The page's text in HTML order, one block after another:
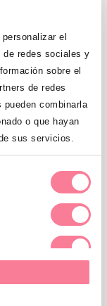
el
redes sociales y
sobre el
de redes
combinarla
o que hayan
sus servicios.
clase de
y tiran de
Optimistas,
lenguas